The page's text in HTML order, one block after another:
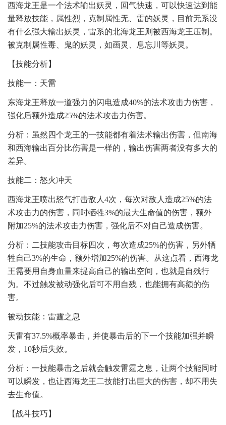
西海龙王是一个法术输出妖灵，回气快速，可以快速达到能
量释放技能，属性烈，克制属性无、雷的妖灵，目前无系没
有什么强大输出妖灵，雷系的北海龙王则被西海龙王压制。
被克制属性毒、鬼的妖灵，如画灵、息忘川等妖灵。
【技能分析】
技能一：天雷
东海龙王释放一道强力的闪电造成40%的法术攻击力伤害，
强化后额外造成25%的法术攻击力伤害。
分析：虽然四个龙王的一技能都有着法术输出伤害，但南海
和西海输出百分比伤害是一样的，输出伤害两者没有多大的
差异。
技能二：怒火冲天
西海龙王喷出怒气打击敌人4次，每次对敌人造成25%的法
术攻击力的伤害，同时牺牲3%的最大生命值的伤害，额外
附加25%的法术攻击力伤害，强化后不对自己造成伤害。
分析：二技能攻击目标四次，每次造成25%的伤害，另外牺
牲自己3%的生命，额外增加25%的伤害。从这点看，西海龙
王需要用自身血量来提高自己的输出空间，也就是自残行
为。不过触发被动强化后可不用自残，也能拥有高额的伤
害。
被动技能：雷霆之息
天雷有37.5%概率暴击，并使暴击后的下一个技能加强并瞬
发，10秒后失效。
分析：一技能暴击之后就会触发雷霆之息，让两个技能同时
可以瞬发，也让西海龙王二技能打出巨大的伤害，却不用失
去生命值。
【战斗技巧】